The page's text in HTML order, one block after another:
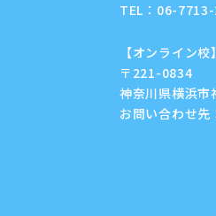
TEL： 06-
【オンライン校】
〒221-0834
神奈川県横浜市
お問い合わせ先